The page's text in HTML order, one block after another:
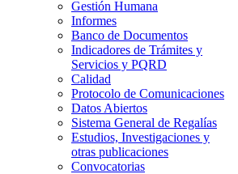
Gestión Humana
Informes
Banco de Documentos
Indicadores de Trámites y
Servicios y PQRD
Calidad
Protocolo de Comunicaciones
Datos Abiertos
Sistema General de Regalías
Estudios, Investigaciones y
otras publicaciones
Convocatorias